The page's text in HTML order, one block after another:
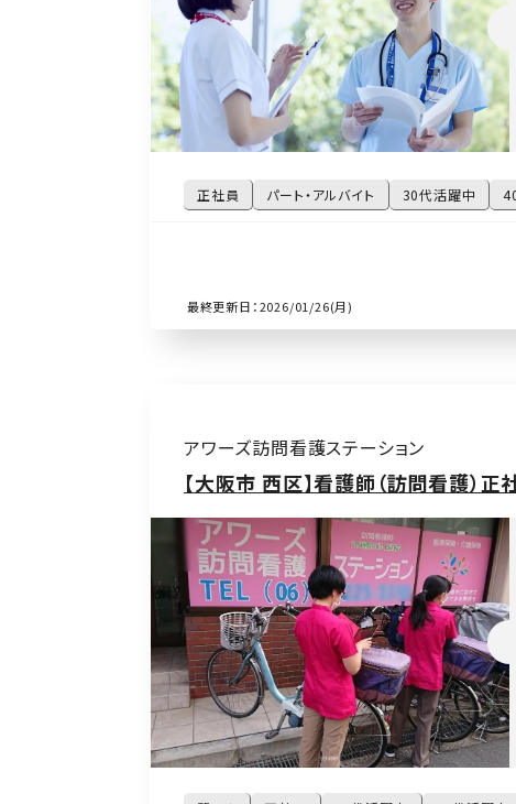
正社員 パート・アルバイト 30代活躍中
最終更新日：2026/01/26(月)
アワーズ訪問看護ステーション
【大阪市 西区】看護師（訪問看護）正